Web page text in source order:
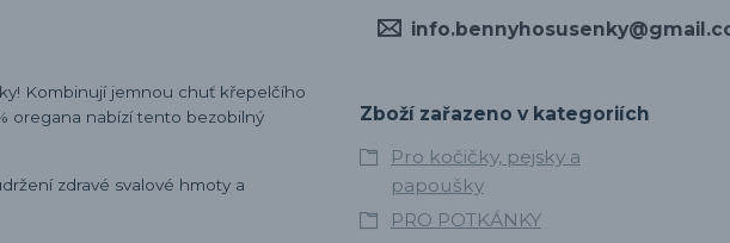
Kombinují jemnou chuť křepelčího
oregana nabízí tento bezobilný
zdravé svalové hmoty a
Zboží zařazeno v kategoriích
Pro kočičky, pejsky a
papoušky
PRO POTKÁNKY